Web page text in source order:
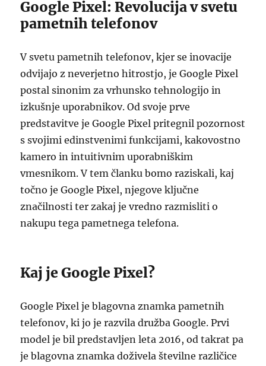
Google Pixel: Revolucija v svetu
pametnih telefonov
V svetu pametnih telefonov, kjer se inovacije
odvijajo z neverjetno hitrostjo, je Google Pixel
postal sinonim za vrhunsko tehnologijo in
izkušnje uporabnikov. Od svoje prve
predstavitve je Google Pixel pritegnil pozornost
s svojimi edinstvenimi funkcijami, kakovostno
kamero in intuitivnim uporabniškim
vmesnikom. V tem članku bomo raziskali, kaj
točno je Google Pixel, njegove ključne
značilnosti ter zakaj je vredno razmisliti o
nakupu tega pametnega telefona.
Kaj je Google Pixel?
Google Pixel je blagovna znamka pametnih
telefonov, ki jo je razvila družba Google. Prvi
model je bil predstavljen leta 2016, od takrat pa
je blagovna znamka doživela številne različice